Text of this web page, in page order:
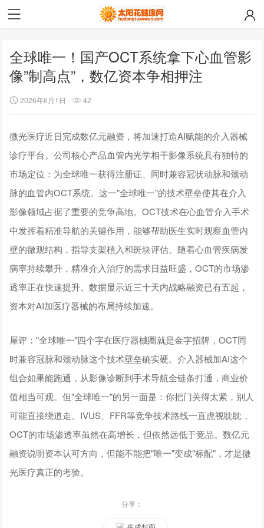
全球唯一！国产OCT系统拿下心血管影
像”制高点”，数亿资本争相押注
2026年6月1日 42
微光医疗近日完成数亿元融资，将加速打造AI赋能的介入器械
诊疗平台。公司核心产品血管内光学相干影像系统具有独特的
市场定位：为全球唯一获得注册证、同时兼容冠状动脉和颈动
脉的血管内OCT系统。这一"全球唯一"的技术壁垒使其在介入
影像领域占据了重要的竞争高地。OCT技术在心血管介入手术
中发挥着精准导航的关键作用，能够帮助医生实时观察血管内
壁的微观结构，指导支架植入和斑块评估。随着心血管疾病发
病率持续攀升，精准介入治疗的需求日益旺盛，OCT的市场渗
透率正在快速提升。数据显示近三十天内战略融资已有五起，
资本对AI加医疗器械的布局持续加速。
犀评："全球唯一"四个字在医疗器械圈就是金字招牌，OCT同
时兼容冠脉和颈动脉这个技术壁垒确实硬。介入器械加AI这个
组合如果能跑通，从影像诊断到手术导航全链条打通，商业价
值相当可观。但"全球唯一"的另一面是：你把门关得太紧，别人
可能直接绕道走。IVUS、FFR等竞争技术路线一直虎视眈眈，
OCT的市场渗透率虽然在高增长，但依然远低于竞品。数亿元
融资说明资本认可方向，但能不能把"唯一"变成"标配"，才是微
光医疗真正的考验。
分享：